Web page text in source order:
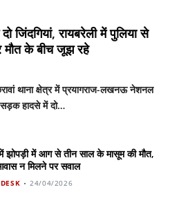
रायबरेली में पुलिया से
मौत के बीच जूझ रहे
थाना क्षेत्र में प्रयागराज-लखनऊ नेशनल
सड़क हादसे में दो…
झोपड़ी में आग से तीन साल के मासूम की मौत,
न मिलने पर सवाल
24/04/2026